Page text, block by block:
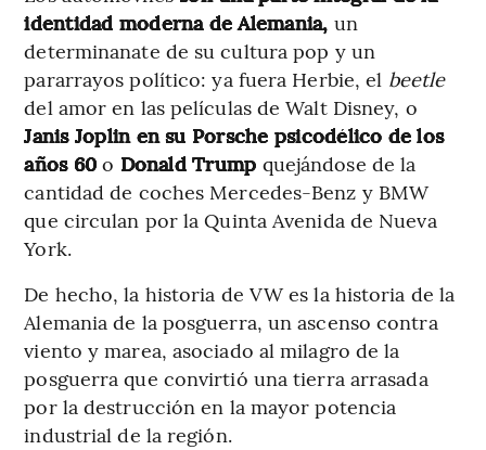
identidad moderna de Alemania, un
determinanate de su cultura pop y un
pararrayos político: ya fuera Herbie, el beetle
del amor en las películas de Walt Disney, o
Janis Joplin en su Porsche psicodélico de los
años 60o Donald Trump quejándose de la
cantidad de coches Mercedes-Benz y BMW
que circulan por la Quinta Avenida de Nueva
York.
De hecho, la historia de VW es la historia de la
Alemania de la posguerra, un ascenso contra
viento y marea, asociado al milagro de la
posguerra que convirtió una tierra arrasada
por la destrucción en la mayor potencia
industrial de la región.